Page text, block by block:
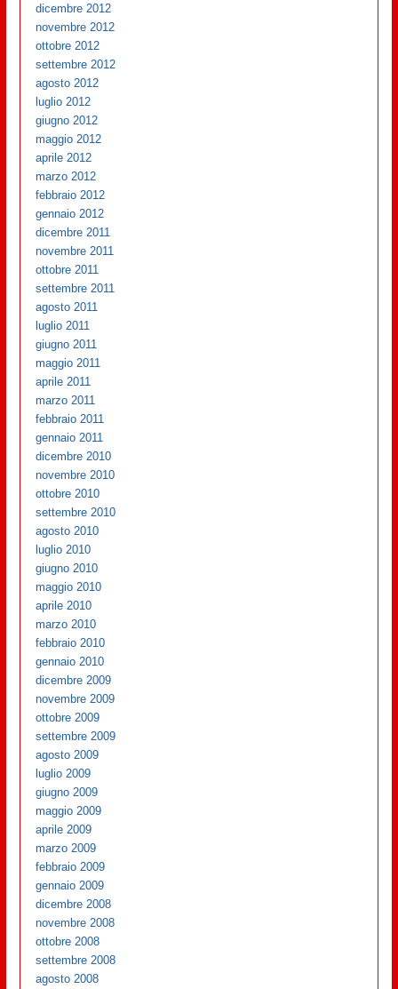
dicembre 2012
novembre 2012
ottobre 2012
settembre 2012
agosto 2012
luglio 2012
giugno 2012
maggio 2012
aprile 2012
marzo 2012
febbraio 2012
gennaio 2012
dicembre 2011
novembre 2011
ottobre 2011
settembre 2011
agosto 2011
luglio 2011
giugno 2011
maggio 2011
aprile 2011
marzo 2011
febbraio 2011
gennaio 2011
dicembre 2010
novembre 2010
ottobre 2010
settembre 2010
agosto 2010
luglio 2010
giugno 2010
maggio 2010
aprile 2010
marzo 2010
febbraio 2010
gennaio 2010
dicembre 2009
novembre 2009
ottobre 2009
settembre 2009
agosto 2009
luglio 2009
giugno 2009
maggio 2009
aprile 2009
marzo 2009
febbraio 2009
gennaio 2009
dicembre 2008
novembre 2008
ottobre 2008
settembre 2008
agosto 2008